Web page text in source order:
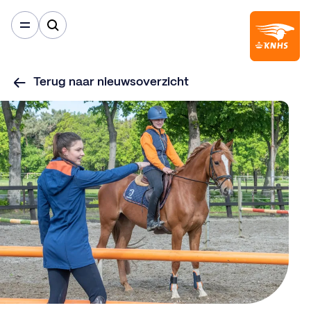
Terug naar nieuwsoverzicht